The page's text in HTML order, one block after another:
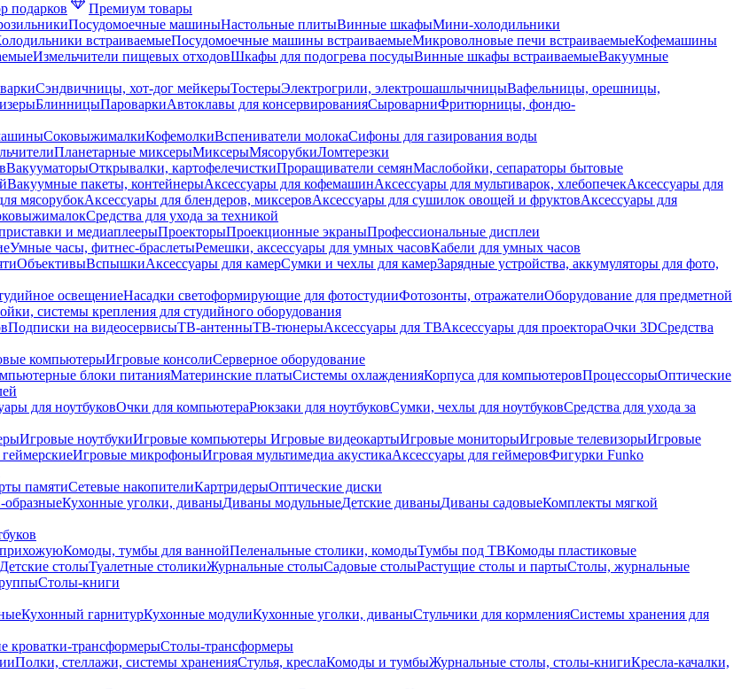
подарков
Премиум товары
Посудомоечные машиныНастольные плитыВинные шкафыМини-холодильники
встраиваемыеПосудомоечные машины встраиваемыеМикроволновые печи встраиваемыеКофемашины
Измельчители пищевых отходовШкафы для подогрева посудыВинные шкафы встраиваемыеВакуумные
Сэндвичницы, хот-дог мейкерыТостерыЭлектрогрили, электрошашлычницыВафельницы, орешницы,
БлинницыПароваркиАвтоклавы для консервированияСыроварниФритюрницы, фондю-
СоковыжималкиКофемолкиВспениватели молокаСифоны для газирования воды
Планетарные миксерыМиксерыМясорубкиЛомтерезки
ВакууматорыОткрывалки, картофелечисткиПроращиватели семянМаслобойки, сепараторы бытовые
Вакуумные пакеты, контейнерыАксессуары для кофемашинАксессуары для мультиварок, хлебопечекАксессуары для
мясорубокАксессуары для блендеров, миксеровАксессуары для сушилок овощей и фруктовАксессуары для
Средства для ухода за техникой
и медиаплеерыПроекторыПроекционные экраныПрофессиональные дисплеи
Умные часы, фитнес-браслетыРемешки, аксессуары для умных часовКабели для умных часов
ОбъективыВспышкиАксессуары для камерСумки и чехлы для камерЗарядные устройства, аккумуляторы для фото,
освещениеНасадки светоформирующие для фотостудииФотозонты, отражателиОборудование для предметной
системы крепления для студийного оборудования
Подписки на видеосервисыТВ-антенныТВ-тюнерыАксессуары для ТВАксессуары для проектораОчки 3DСредства
компьютерыИгровые консолиСерверное оборудование
блоки питанияМатеринские платыСистемы охлажденияКорпуса для компьютеровПроцессорыОптические
для ноутбуковОчки для компьютераРюкзаки для ноутбуковСумки, чехлы для ноутбуковСредства для ухода за
Игровые ноутбукиИгровые компьютеры Игровые видеокартыИгровые мониторыИгровые телевизорыИгровые
Игровые микрофоныИгровая мультимедиа акустикаАксессуары для геймеровФигурки Funko
памятиСетевые накопителиКартридерыОптические диски
Кухонные уголки, диваныДиваны модульныеДетские диваныДиваны садовыеКомплекты мягкой
Комоды, тумбы для ваннойПеленальные столики, комодыТумбы под ТВКомоды пластиковые
Детские столыТуалетные столикиЖурнальные столыСадовые столыРастущие столы и партыСтолы, журнальные
Столы-книги
Кухонный гарнитурКухонные модулиКухонные уголки, диваныСтульчики для кормленияСистемы хранения для
кроватки-трансформерыСтолы-трансформеры
Полки, стеллажи, системы храненияСтулья, креслаКомоды и тумбыЖурнальные столы, столы-книгиКресла-качалки,